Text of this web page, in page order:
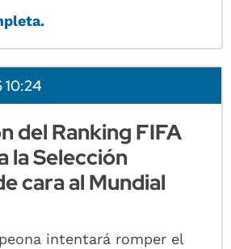
del Ranking FIFA
la Selección
cara al Mundial
intentará romper el